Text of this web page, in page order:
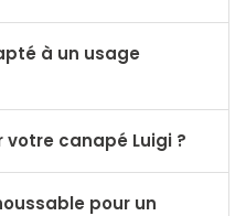
à un usage
canapé Luigi ?
pour un